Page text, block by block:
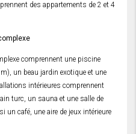
des appartements de 2 et 4
comprennent une piscine
un beau jardin exotique et une
intérieures comprennent
turc, un sauna et une salle de
un café, une aire de jeux intérieure